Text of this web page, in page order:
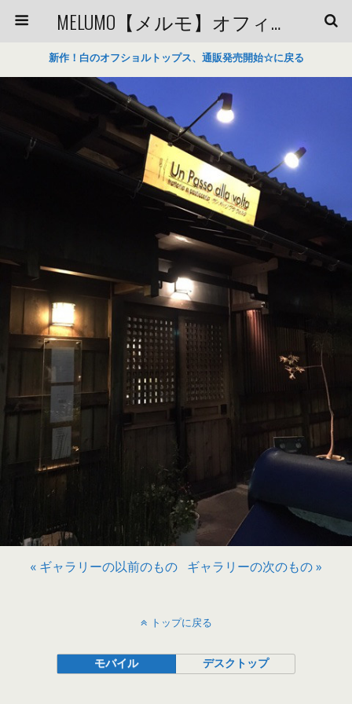
MELUMO【メルモ】オフィシャルブログ
新作！白のオフショルトップス、通販発売開始☆に戻る
« ギャラリーの以前のもの ギャラリーの次のもの »
トップに戻る
モバイル デスクトップ